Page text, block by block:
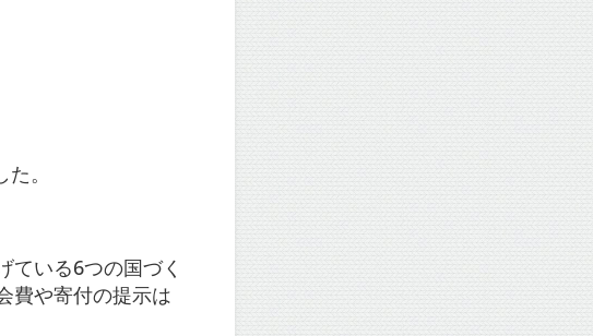
。
ている6つの国づく
費や寄付の提示は